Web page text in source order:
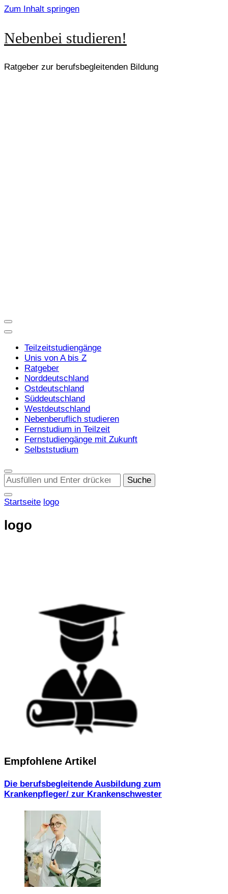
Zum Inhalt springen
Nebenbei studieren!
Ratgeber zur berufsbegleitenden Bildung
Teilzeitstudiengänge
Unis von A bis Z
Ratgeber
Norddeutschland
Ostdeutschland
Süddeutschland
Westdeutschland
Nebenberuflich studieren
Fernstudium in Teilzeit
Fernstudiengänge mit Zukunft
Selbststudium
Suchst
du
nach
etwas?
Startseite logo
logo
Empfohlene Artikel
Die berufsbegleitende Ausbildung zum
Krankenpfleger/ zur Krankenschwester